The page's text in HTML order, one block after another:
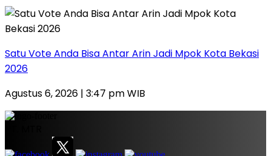
Satu Vote Anda Bisa Antar Arin Jadi Mpok Kota Bekasi
2026
Agustus 6, 2026 | 3:47 pm WIB